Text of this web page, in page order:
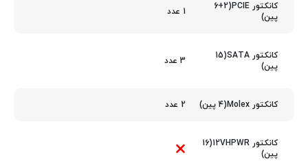
کانکتور PCIE(6+2
پین)
1 عدد
کانکتور SATA(15
پین)
3 عدد
کانکتور Molex(4 پین) 2 عدد
کانکتور 12VHPWR(16
پین)